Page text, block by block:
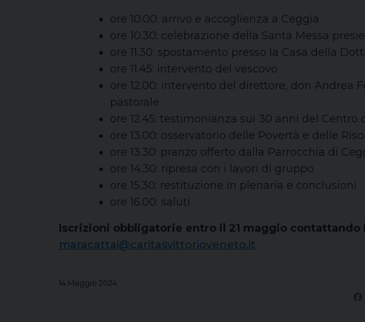
ore 10.00: arrivo e accoglienza a Ceggia
ore 10.30: celebrazione della Santa Messa
ore 11.30: spostamento presso la Casa della
ore 11.45: intervento del vescovo
ore 12.00: intervento del direttore, don Andrea
pastorale
ore 12.45: testimonianza sui 30 anni del Centro
ore 13.00: osservatorio delle Povertà e delle
ore 13.30: pranzo offerto dalla Parrocchia di
ore 14.30: ripresa con i lavori di gruppo
ore 15.30: restituzione in plenaria e conclusioni
ore 16.00: saluti
Iscrizioni obbligatorie entro il 21 maggio
maracattai@caritasvittorioveneto.it
14 Maggio 2024